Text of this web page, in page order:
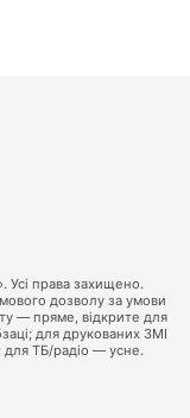
Усі права захищено.
дозволу за умови
— пряме, відкрите для
для друкованих ЗМІ
ТБ/радіо — усне.